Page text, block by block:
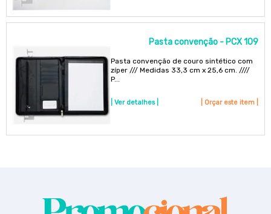
Pasta convenção - PCX 109
Pasta convenção de couro sintético com
zíper /// Medidas 33,3 cm x 25,6 cm. ////
P...
| Ver detalhes | | Orçar este item |